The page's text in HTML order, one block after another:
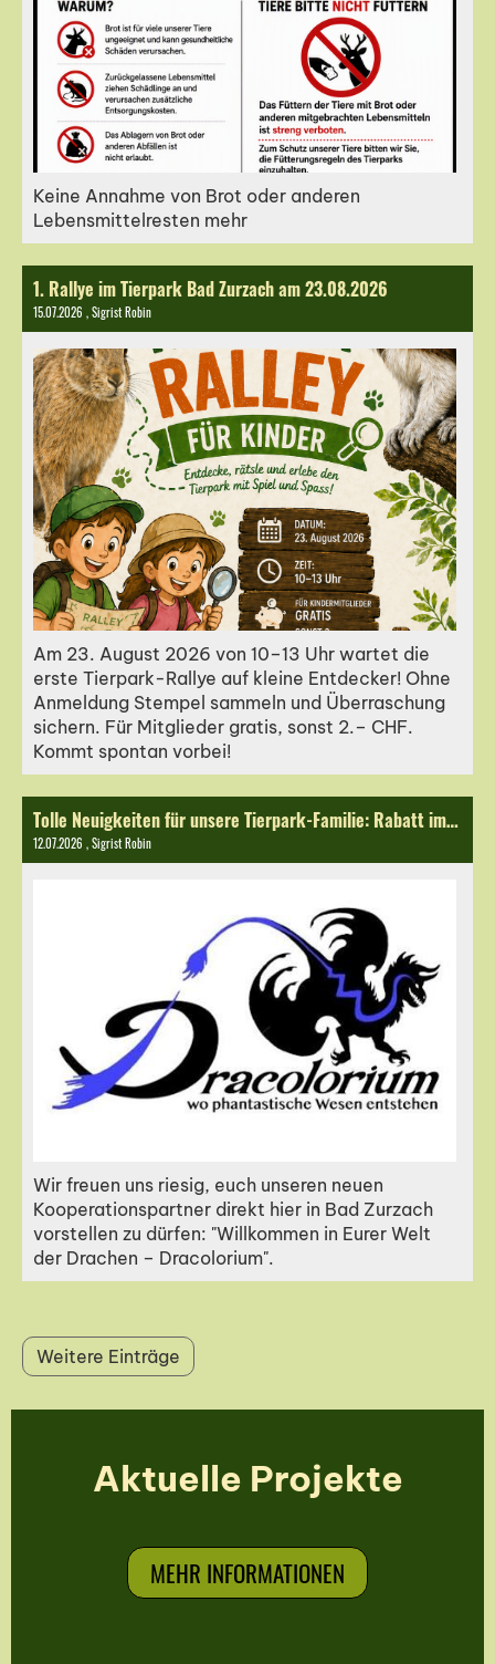
Keine Annahme von Brot oder anderen
Lebensmittelresten mehr
1. Rallye im Tierpark Bad Zurzach am 23.08.2026
15.07.2026 , Sigrist Robin
Am 23. August 2026 von 10–13 Uhr wartet die
erste Tierpark-Rallye auf kleine Entdecker! Ohne
Anmeldung Stempel sammeln und Überraschung
sichern. Für Mitglieder gratis, sonst 2.– CHF.
Kommt spontan vorbei!
Tolle Neuigkeiten für unsere Tierpark-Familie: Rabatt im Dracolorium Bad Zurzach!
12.07.2026 , Sigrist Robin
Wir freuen uns riesig, euch unseren neuen
Kooperationspartner direkt hier in Bad Zurzach
vorstellen zu dürfen: "Willkommen in Eurer Welt
der Drachen – Dracolorium".
Weitere Einträge
Aktuelle Projekte
MEHR INFORMATIONEN